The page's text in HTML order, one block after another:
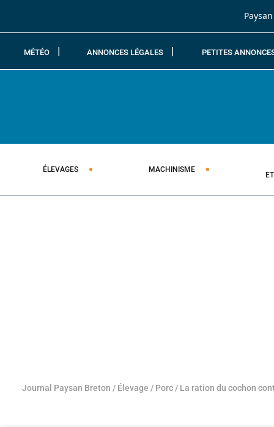
MÉTÉO ANNONCES LÉGALES PETITES
ÉLEVAGES MACHINISME
Journal Paysan Breton / Élevage / Porc / La ration du cochon